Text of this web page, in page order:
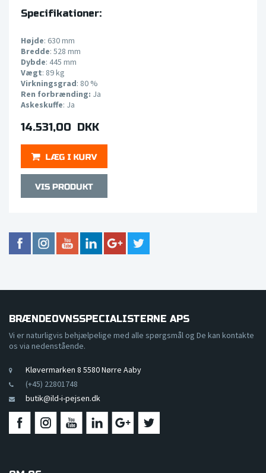
Specifikationer:
Højde: 630 mm
Bredde: 528 mm
Dybde: 445 mm
Vægt: 89 kg
Virkningsgrad: 80 %
Ren forbrænding: Ja
Askeskuffe: Ja
14.531,00 DKK
BRÆNDEOVNSSPECIALISTERNE APS
Vi er naturligvis behjælpelige med alle spørgsmål og De kan kontakte
os via nedenstående.
Kløvermarken 8 5580 Nørre Aaby
(+45) 22801748
butik@ild-i-pejsen.dk